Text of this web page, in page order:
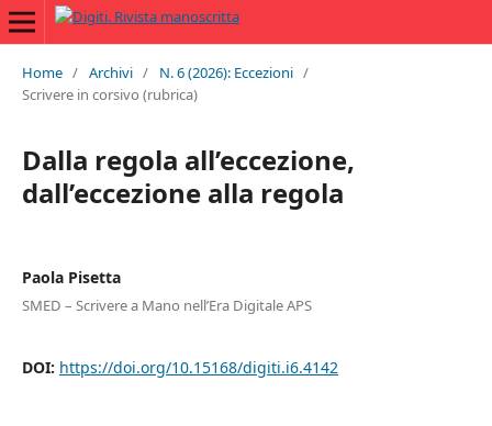
Home / Archivi / N. 6 (2026): Eccezioni /
Scrivere in corsivo (rubrica)
Dalla regola all’eccezione,
dall’eccezione alla regola
Paola Pisetta
SMED – Scrivere a Mano nell’Era Digitale APS
DOI: https://doi.org/10.15168/digiti.i6.4142